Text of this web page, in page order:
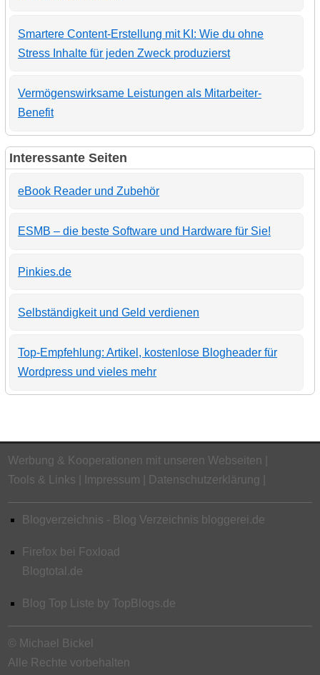
Smartere Content-Erstellung mit KI: Wie du ohne
Stress Inhalte für jeden Zweck produzierst
Vermögenswirksame Leistungen als Mitarbeiter-
Benefit
Interessante Seiten
eBook Reader und Zubehör
ESMB – die beste Software und Hardware für Sie!
Pinkies.de
Selbständigkeit und Geld verdienen
Top-Empfehlung: Artikel, kostenlose Blogheader für
Wordpress und vieles mehr
Werbung & Kooperationen mit unseren Webseiten
Tools & Links
Impressum Datenschutzerklärung
Blogverzeichnis - Blog Verzeichnis bloggerei.de
Firefox bei Foxload
Blogtotal.de
Blog Top Liste by TopBlogs.de
© Michael Bickel
Alle Rechte vorbehalten